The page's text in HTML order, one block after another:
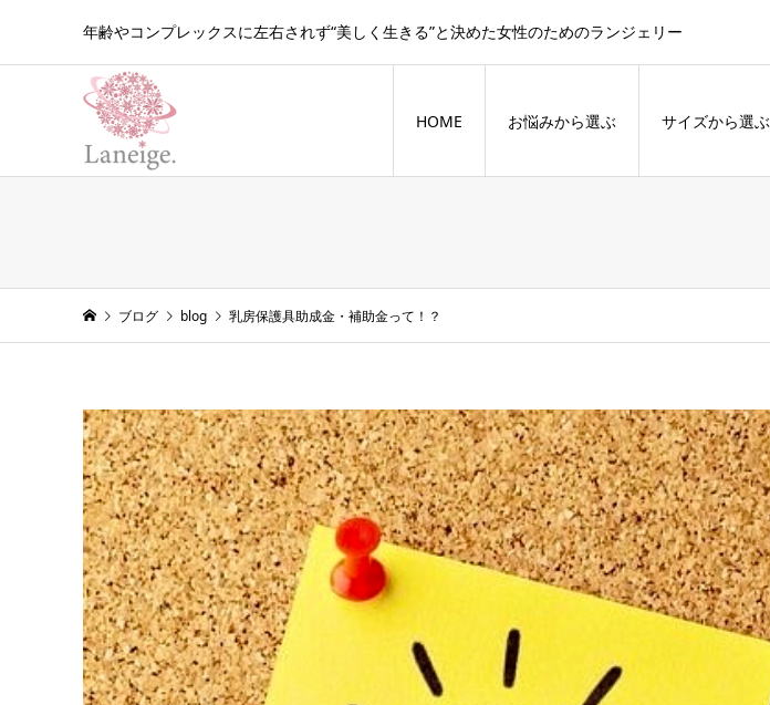
年齢やコンプレックスに左右されず“美しく生きる”と決めた女性のためのランジェリー
HOME お悩みから選ぶ サイズから選ぶ
ブログ blog 乳房保護具助成金・補助金って！？